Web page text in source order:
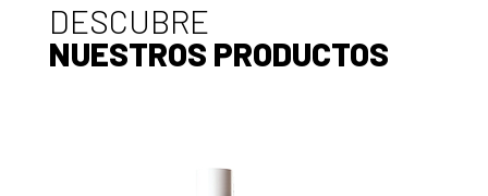
DESCUBRE
NUESTROS PRODUCTOS